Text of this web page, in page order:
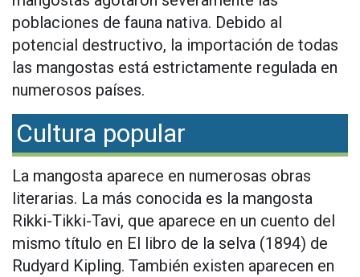
poblaciones de fauna nativa. Debido al
potencial destructivo, la importación de todas
las mangostas está estrictamente regulada en
numerosos países.
Cultura popular
La mangosta aparece en numerosas obras
literarias. La más conocida es la mangosta
Rikki-Tikki-Tavi, que aparece en un cuento del
mismo título en El libro de la selva (1894) de
Rudyard Kipling. También existen aparecen en